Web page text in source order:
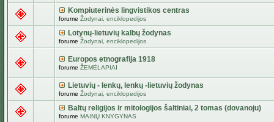
Kompiuterinės lingvistikos centras
forume Žodynai, enciklopedijos
Lotynų-lietuvių kalbų žodynas
forume Žodynai, enciklopedijos
Europos etnografija 1918
forume ŽEMĖLAPIAI
Lietuvių - lenkų, lenkų -lietuvių žodynas
forume Žodynai, enciklopedijos
Baltų religijos ir mitologijos šaltiniai, 2 tomas (dovanoju)
forume MAINŲ KNYGYNAS